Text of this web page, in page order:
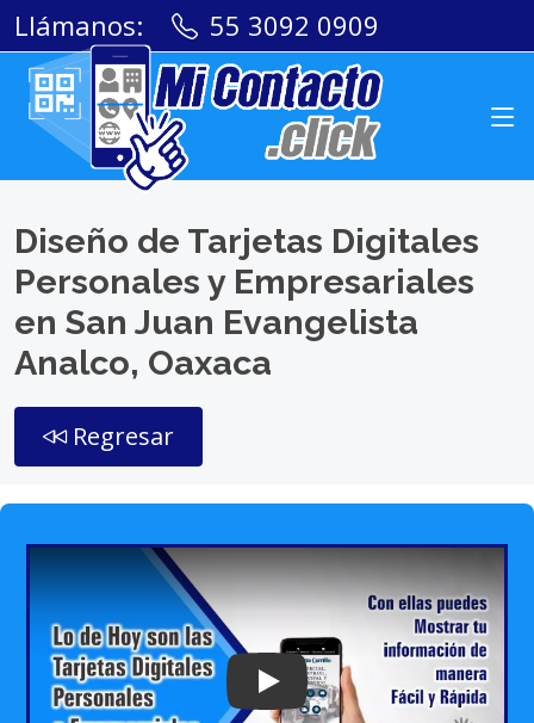
Llámanos: 55 3092 0909
Diseño de Tarjetas Digitales
Personales y Empresariales
en San Juan Evangelista
Analco, Oaxaca
Regresar
Play: Keynote (Google I/O '18)